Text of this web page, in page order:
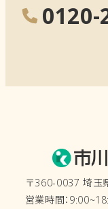
0120-
〒360-0037 埼玉
営業時間：